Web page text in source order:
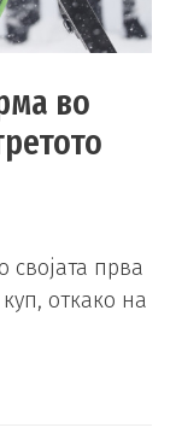
во
прва
откако на